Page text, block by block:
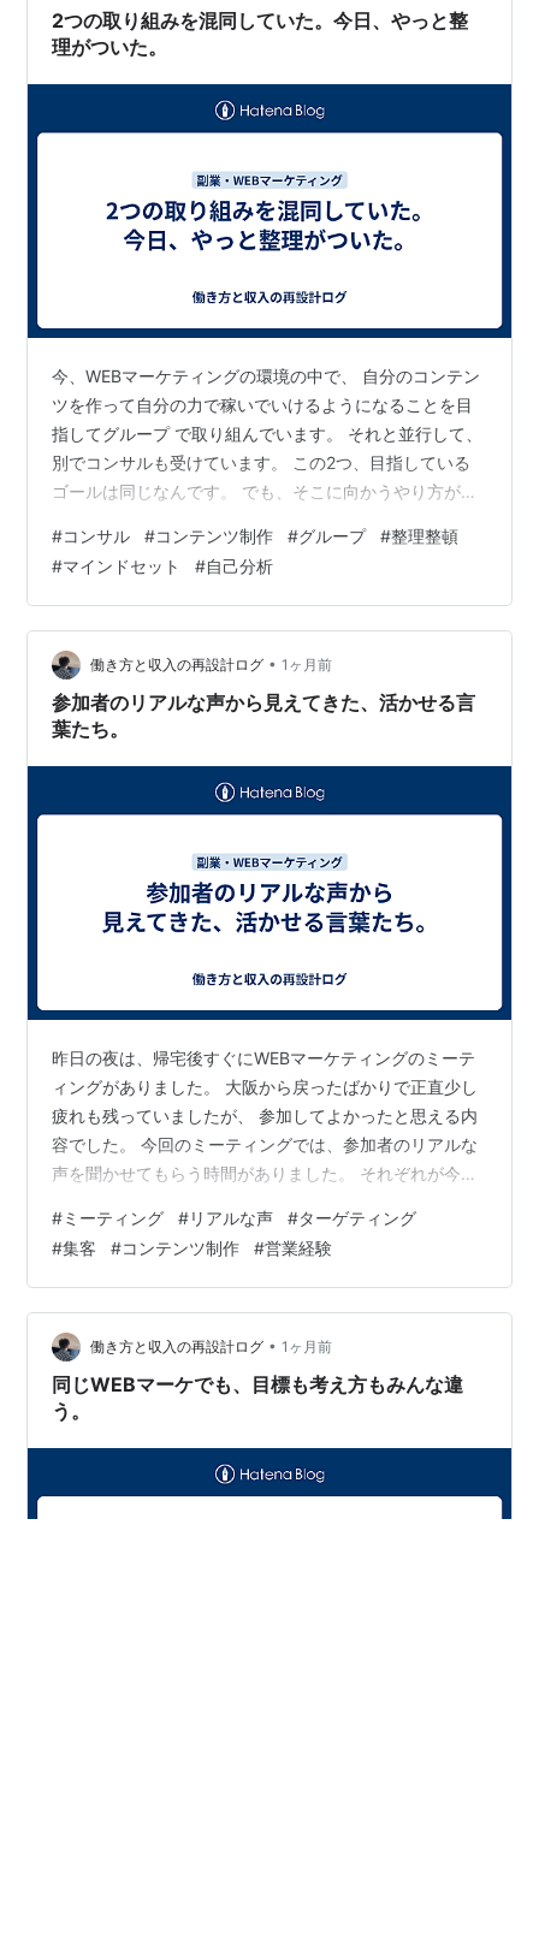
がありました。 でも今は違います。 AIを使…
2つの取り組みを混同していた。今日、やっと整
理がついた。
今、WEBマーケティングの環境の中で、 自分のコンテン
ツを作って自分の力で稼いでいけるようになることを目
指してグループ で取り組んでいます。 それと並行して、
別でコンサルも受けています。 この2つ、目指している
ゴールは同じなんです。 でも、そこに向かうやり方が違
ていました。 グループでの取り組みとコンサルでの取り
組み、 それぞれ別々のメソッドや考え方があるのに、 自
分の中で「同じ方向を目指しているんだから、 いいとこ
ろを組み合わせて進めればいいか」となんとなく一緒に
してしまっていたんです。 その結果、頭の中が少しごち
ゃついていました。 あっち…
#コンサル #コンテンツ制作 #グループ #整理整頓
#マインドセット #自己分析
働き方と収入の再設計ログ • 1ヶ月前
参加者のリアルな声から見えてきた、活かせる言
葉たち。
昨日の夜は、帰宅後すぐにWEBマーケティングのミーテ
ィングがありました。 大阪から戻ったばかりで正直少し
疲れも残っていましたが、 参加してよかったと思える内
容でした。 今回のミーティングでは、参加者のリアルな
声を聞かせてもらう時間がありました。 それぞれが今ど
の兼ね合い、家族との時間、収入面の悩み、時間の使い
方。 一人ひとり背景が全然違っていて、聞いているだけ
でもいろんな発見がありました。 そしてその中で、それ
ぞれがどんな不安や問題を抱えているのかも、 リアルな
言葉で聞くことができました。 こういう声を直接聞ける
というのは、本当に価値があると…
#ミーティング #リアルな声 #ターゲティング
#集客 #コンテンツ制作 #営業経験
働き方と収入の再設計ログ • 1ヶ月前
同じWEBマーケでも、目標も考え方もみんな違
う。